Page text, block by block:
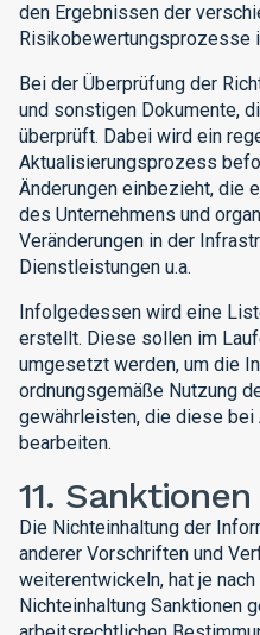
den Ergebnissen der
Risikobewertungsprozesse
Bei der Überprüfung der
und sonstigen Dokumente,
überprüft. Dabei wird ein
Aktualisierungsprozess
Änderungen einbezieht, die
des Unternehmens und
Veränderungen in der
Dienstleistungen u.a.
Infolgedessen wird eine
erstellt. Diese sollen im
umgesetzt werden, um die
ordnungsgemäße Nutzung
gewährleisten, die diese bei
bearbeiten.
11. Sanktionen
Die Nichteinhaltung der
anderer Vorschriften und
weiterentwickeln, hat je
Nichteinhaltung Sanktionen